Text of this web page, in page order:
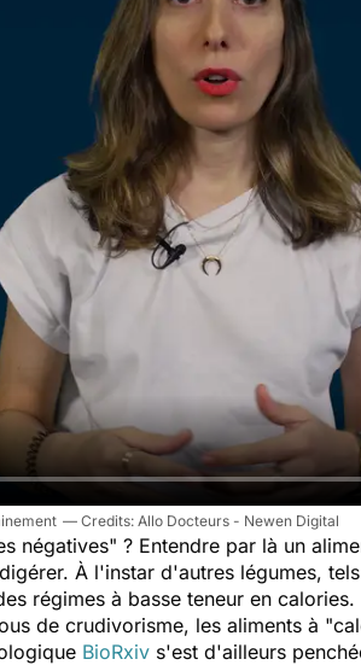
Allo Docteurs - Newen Digital
négatives" ? Entendre par là un
À l'instar d'autres légumes,
régimes à basse teneur en calories.
de crudivorisme, les aliments à
BioRxiv s'est d'ailleurs